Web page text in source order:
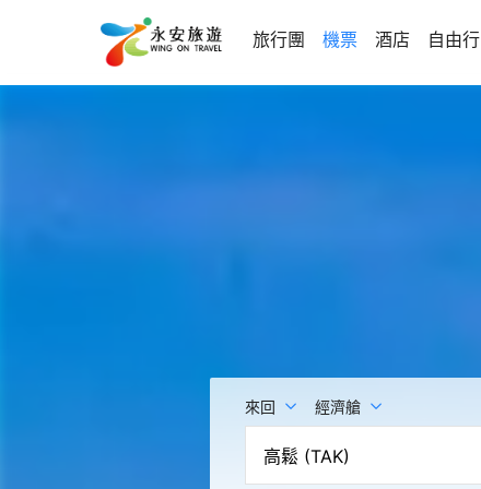
旅行團 機票 酒店 自由行
來回 經濟艙